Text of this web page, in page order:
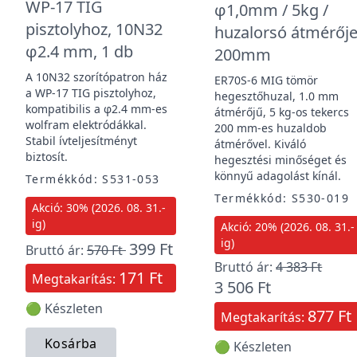
WP-17 TIG
pisztolyhoz, 10N32
φ2.4 mm, 1 db
A 10N32 szorítópatron ház
a WP-17 TIG pisztolyhoz,
kompatibilis a φ2.4 mm-es
wolfram elektródákkal.
Stabil ívteljesítményt
biztosít.
Termékkód: S531-053
Akció: 30% (2026. 08. 31.-
ig)
Bruttó ár: 570 Ft 399 Ft
Megtakarítás: 171 Ft
🟢 Készleten
Kosárba
φ1,0mm / 5kg /
huzalorsó
200mm
ER70S-6 MIG tömör
hegesztőhuzal, 1.0 mm
átmérőjű, 5 kg-os tekercs
200 mm-es huzaldob
átmérővel. Kiváló
hegesztési minőséget és
könnyű adagolást kínál.
Termékkód: S530-019
Akció: 20% (2026. 08. 31.-
ig)
Bruttó ár:4 383 Ft
3 506 Ft
Megtakarítás: 877 Ft
🟢 Készleten